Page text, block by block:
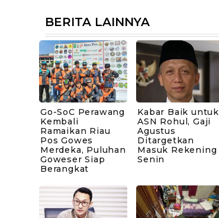
BERITA LAINNYA
Go-SoC Perawang
Kembali
Ramaikan Riau
Pos Gowes
Merdeka, Puluhan
Goweser Siap
Berangkat
Kabar Baik untuk
ASN Rohul, Gaji
Agustus
Ditargetkan
Masuk Rekening
Senin